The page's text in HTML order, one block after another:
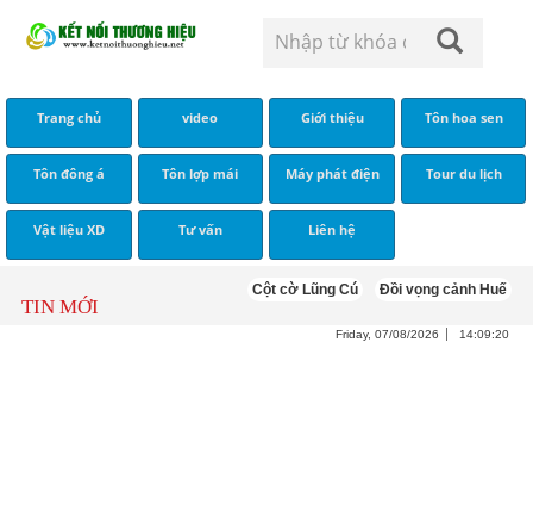
Trang chủ video Giới thiệu Tôn hoa sen
Tôn đông á Tôn lợp mái Máy phát điện Tour du lịch
Vật liệu XD Tư vấn Liên hệ
TIN MỚI
Cột cờ Lũng Cú Đồi vọng cảnh Huế Tôn
Friday, 07/08/2026 14:09:21